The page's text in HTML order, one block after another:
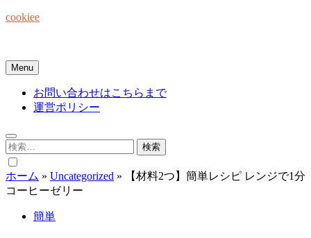
Skip
cookiee
Menu
お問い合わせはこちらまで
運営ポリシー
検
索:
ホーム » Uncategorized »
【材料2つ】簡単レシピ レンジで1分
コーヒーゼリー
簡単